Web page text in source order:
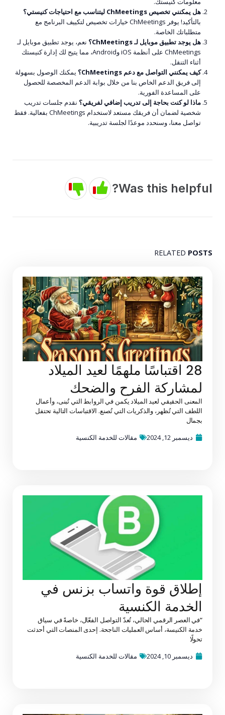
هل يمكنني تخصيص ChMeetings ليتناسب مع احتياجات كنيستي؟
بالتأكيد! يوفر ChMeetings خيارات تخصيص لتكييف البرنامج مع
متطلباتك الخاصة.
هل يوجد تطبيق موبايل لـ ChMeetings؟
نعم، يوجد تطبيق موبايل لـ
ChMeetings على أنظمة iOS وAndroid، مما يتيح لك إدارة كنيستك
أثناء التنقل.
كيف يمكنني التواصل مع دعم ChMeetings؟
يمكنك الوصول بسهولة
إلى فريق الدعم الخاص بنا من خلال بوابة الدعم المخصصة للحصول
على المساعدة الفورية.
ماذا لو كنت بحاجة إلى تدريب إضافي لفريقي؟ نقدم جلسات تدريب
شخصية لضمان أن فريقك مستعد لاستخدام ChMeetings بفعالية. فقط
تواصل معنا، وسنحدد موعدًا لجلسة تدريبية.
Was this helpful?
RELATED POSTS
28 اقتباسًا ملهمًا لعيد الميلاد
لمشاركة الفرح والضحك
المعنى الحقيقي لعيد الميلاد يكمن في الروابط التي تُبنى، وأعمال
اللطف التي تُظهر، والذكريات التي تُصنع. الاقتباسات التالية تحتفل
بجمال
ديسمبر 12, 2024
مقالات للخدمة الكنسية
إطلاق قوة واتساب بزنس في
الخدمة الكنسية
“في العصر الرقمي الحالي، تُعدّ التواصل الفعّال، خاصةً في سياق
خدمة الكنيسة، أساس العمليات الناجحة. إحدى المنصات التي أحدثت
تحولًا
ديسمبر 10, 2024
مقالات للخدمة الكنسية